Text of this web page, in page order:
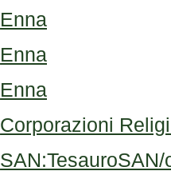
Enna
Enna
Enna
Corporazioni